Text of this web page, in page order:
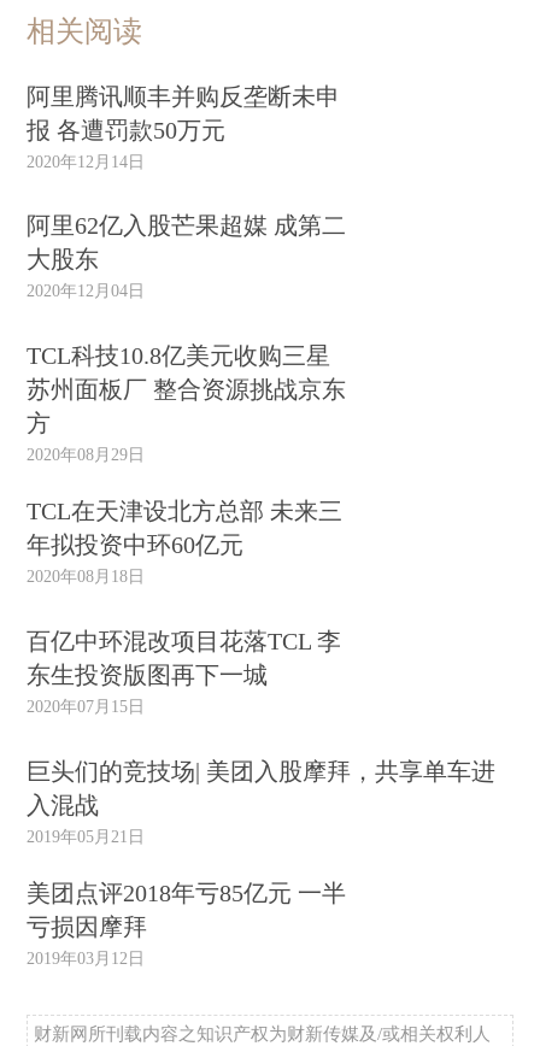
相关阅读
阿里腾讯顺丰并购反垄断未申
报 各遭罚款50万元
2020年12月14日
阿里62亿入股芒果超媒 成第二
大股东
2020年12月04日
TCL科技10.8亿美元收购三星
苏州面板厂 整合资源挑战京东
方
2020年08月29日
TCL在天津设北方总部 未来三
年拟投资中环60亿元
2020年08月18日
百亿中环混改项目花落TCL 李
东生投资版图再下一城
2020年07月15日
巨头们的竞技场| 美团入股摩拜，共享单车进
入混战
2019年05月21日
美团点评2018年亏85亿元 一半
亏损因摩拜
2019年03月12日
财新网所刊载内容之知识产权为财新传媒及/或相关权利人